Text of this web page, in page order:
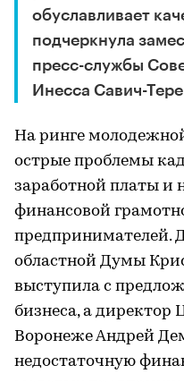
обуславливает
подчеркнула
пресс-службы
Инесса Савич-
На ринге
острые проблемы
заработной платы и
финансовой
предпринимателей.
областной Думы
выступила с
бизнеса, а директор
Воронеже Андрей
недостаточную